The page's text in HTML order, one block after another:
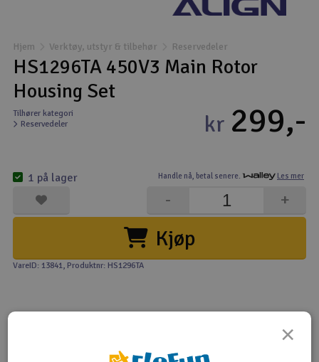
Droner
Droner for FPV
Fly
Helikopter
Kamerautstyr
Modellbygging, LEGO & byggesett
Modelljernbane
Motor & tilbehør
Hjem Verktøy, utstyr & tilbehør Reservedeler
HS1296TA 450V3 Main Rotor
Housing Set
Tilhører kategori
Reservedeler
Handle nå, betal senere. Les mer
kr 299,-
Kjøp
+
-
1 på lager
VareID: 13841, Produktnr: HS1296TA
Tips en venn Anmeldelser
×